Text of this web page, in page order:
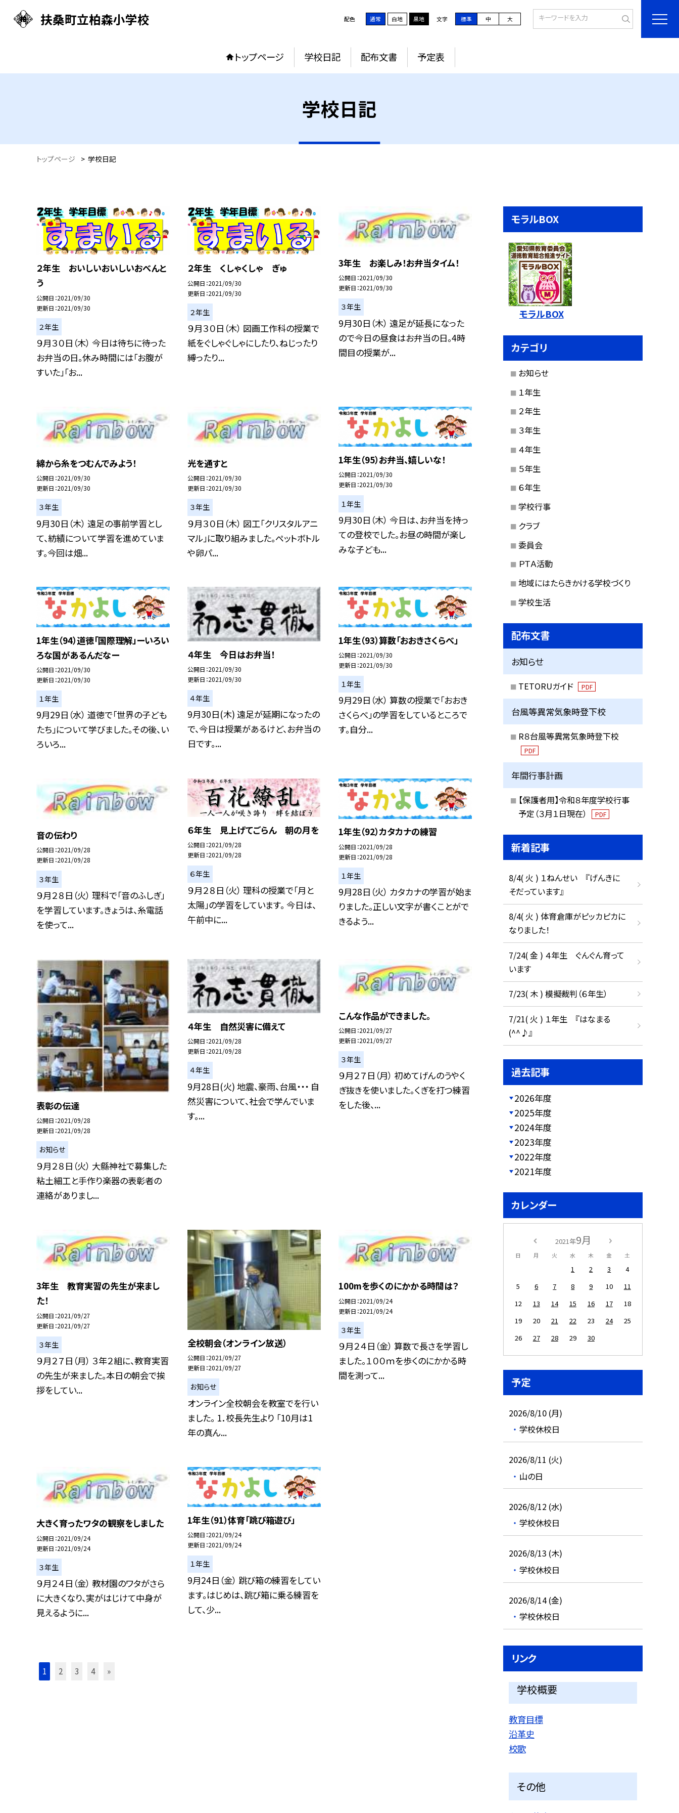
扶桑町立柏森小学校 配色 通常 白地 黒地 文字 標準 中 大
トップページ 学校日記 配布文書 予定表
学校日記
トップページ > 学校日記
２年生 おいしいおいしいおべんと
う
公開日 2021/09/30
更新日 2021/09/30
２年生
９月３０日（木） 今日は待ちに待った
お弁当の日。休み時間には「お腹が
すいた」「お...
２年生 くしゃくしゃ ぎゅ
公開日 2021/09/30
更新日 2021/09/30
２年生
９月３０日（木） 図画工作科の授業で
紙をぐしゃぐしゃにしたり、ねじったり
縛ったり...
3年生 お楽しみ！お弁当タイム！
公開日 2021/09/30
更新日 2021/09/30
３年生
9月30日（木） 遠足が延長になった
ので今日の昼食はお弁当の日。4時
間目の授業が...
綿から糸をつむんでみよう！
公開日 2021/09/30
更新日 2021/09/30
３年生
9月30日（木） 遠足の事前学習とし
て、紡績について学習を進めていま
す。今回は畑...
光を通すと
公開日 2021/09/30
更新日 2021/09/30
３年生
９月３０日（木） 図工「クリスタルアニ
マル」に取り組みました。ペットボトル
や卵パ...
1年生（95）お弁当、嬉しいな！
公開日 2021/09/30
更新日 2021/09/30
１年生
9月30日（木） 今日は、お弁当を持っ
ての登校でした。お昼の時間が楽し
みな子ども...
1年生（94）道徳「国際理解」ーいろい
ろな国があるんだなー
公開日 2021/09/30
更新日 2021/09/30
１年生
9月29日（水） 道徳で「世界の子ども
たち」について学びました。その後、い
ろいろ...
４年生 今日はお弁当！
公開日 2021/09/30
更新日 2021/09/30
４年生
9月30日(木) 遠足が延期になったの
で、今日は授業があるけど、お弁当の
日です。...
1年生（93）算数「おおきさくらべ」
公開日 2021/09/30
更新日 2021/09/30
１年生
9月29日（水） 算数の授業で「おおき
さくらべ」の学習をしているところで
す。自分...
音の伝わり
公開日 2021/09/28
更新日 2021/09/28
３年生
９月２８日（火） 理科で「音のふしぎ」
を学習しています。きょうは、糸電話
を使って...
６年生 見上げてごらん 朝の月を
公開日 2021/09/28
更新日 2021/09/28
６年生
９月２８日（火） 理科の授業で「月と
太陽」の学習をしています。 今日は、
午前中に...
1年生（92）カタカナの練習
公開日 2021/09/28
更新日 2021/09/28
１年生
9月28日（火） カタカナの学習が始ま
りました。正しい文字が書くことがで
きるよう...
表彰の伝達
公開日 2021/09/28
更新日 2021/09/28
お知らせ
９月２８日（火） 大縣神社で募集した
粘土細工と手作り楽器の表彰者の
連絡がありまし...
４年生 自然災害に備えて
公開日 2021/09/28
更新日 2021/09/28
４年生
9月28日(火) 地震、豪雨、台風・・・ 自
然災害について、社会で学んでいま
す。...
こんな作品ができました。
公開日 2021/09/27
更新日 2021/09/27
３年生
９月２７日（月） 初めてげんのうやく
ぎ抜きを使いました。くぎを打つ練習
をした後、...
3年生 教育実習の先生が来まし
た！
公開日 2021/09/27
更新日 2021/09/27
３年生
９月２７日（月） ３年２組に、教育実習
の先生が来ました。本日の朝会で挨
拶をしてい...
全校朝会（オンライン放送）
公開日 2021/09/27
更新日 2021/09/27
お知らせ
オンライン全校朝会を教室でを行い
ました。 1．校長先生より 「10月は1
年の真ん...
100mを歩くのにかかる時間は？
公開日 2021/09/24
更新日 2021/09/24
３年生
９月２４日（金） 算数で長さを学習し
ました。１００ｍを歩くのにかかる時
間を測って...
大きく育ったワタの観察をしました
公開日 2021/09/24
更新日 2021/09/24
３年生
９月２４日（金） 教材園のワタがさら
に大きくなり、実がはじけて中身が
見えるように...
1年生（91）体育「跳び箱遊び」
公開日 2021/09/24
更新日 2021/09/24
１年生
9月24日（金） 跳び箱の練習をしてい
ます。はじめは、跳び箱に乗る練習を
して、少...
1 2 3 4 »
モラルBOX
モラルBOX
カテゴリ
お知らせ
１年生
２年生
３年生
４年生
５年生
６年生
学校行事
クラブ
委員会
ＰＴＡ活動
地域にはたらきかける学校づくり
学校生活
配布文書
お知らせ
TETORUガイド PDF
台風等異常気象時登下校
R８台風等異常気象時登下校
PDF
年間行事計画
【保護者用】令和８年度学校行事
予定（３月１日現在）
PDF
新着記事
8/4( 火 ) １ねんせい 『げんきに
そだっています』
8/4( 火 ) 体育倉庫がピッカピカに
なりました！
7/24( 金 ) ４年生 ぐんぐん育って
います
7/23( 木 ) 模擬裁判（６年生）
7/21( 火 ) １年生 『はなまる
(^^♪』
過去記事
2026年度
2025年度
2024年度
2023年度
2022年度
2021年度
カレンダー
2021年9月
日 月 火 水 木 金 土
1 2 3
4
5
6 7 8 9 10
11
12
13 14 15 16 17
18
19
20 21 22 23 24
25
26
27 28 29 30
予定
2026/8/10 (月)
学校休校日
2026/8/11 (火)
山の日
2026/8/12 (水)
学校休校日
2026/8/13 (木)
学校休校日
2026/8/14 (金)
学校休校日
リンク
学校概要
教育目標
沿革史
校歌
その他